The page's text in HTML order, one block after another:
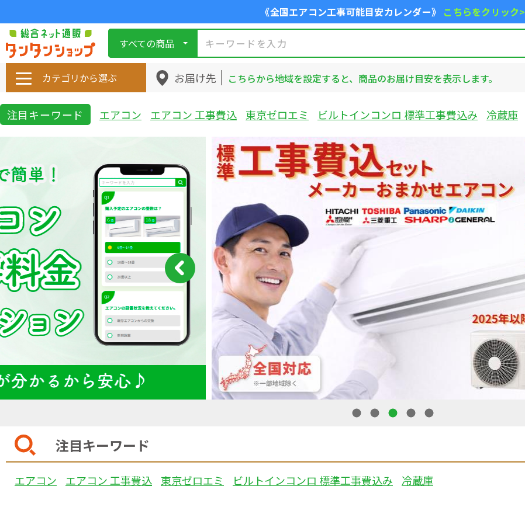
《全国エアコン工事可能目安カレンダー》 こちらをクリック>
すべての商品
カテゴリから選ぶ お届け先 こちらから地域を設定すると、商品のお届け目安を表示します。
注目キーワード エアコン エアコン 工事費込 東京ゼロエミ ビルトインコンロ 標準工事費込み 冷蔵庫
1 2 3 4 5
注目キーワード
エアコン エアコン 工事費込 東京ゼロエミ ビルトインコンロ 標準工事費込み 冷蔵庫